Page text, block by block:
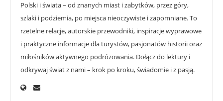
Polski i świata – od znanych miast i zabytków, przez góry,
szlaki i podziemia, po miejsca nieoczywiste i zapomniane. To
rzetelne relacje, autorskie przewodniki, inspiracje wyprawowe
i praktyczne informacje dla turystów, pasjonatów historii oraz
miłośników aktywnego podróżowania. Dołącz do lektury i
odkrywaj świat z nami – krok po kroku, świadomie i z pasją.